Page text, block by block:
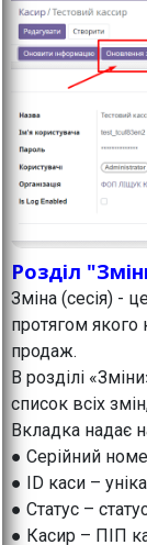
Розділ
Зміна (сесія) -
протягом якого
продаж.
В розділі
список всіх
Вкладка надає
● Серійний
● ID каси –
● Статус –
● Касир – ПІП